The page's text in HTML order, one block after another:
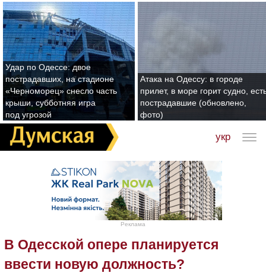
Удар по Одессе: двое
пострадавших, на стадионе
«Черноморец» снесло часть
крыши, субботняя игра
под угрозой
Атака на Одессу: в городе
прилет, в море горит судно,
пострадавшие (обновлено,
фото)
укр
Реклама
В Одесской опере планируется
ввести новую должность?